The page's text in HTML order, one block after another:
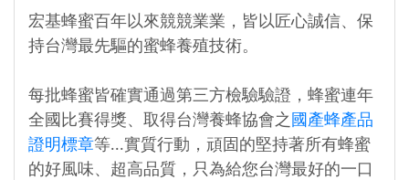
宏基蜂蜜百年以來競競業業，皆以匠心誠信、保
持台灣最先驅的蜜蜂養殖技術。
每批蜂蜜皆確實通過第三方檢驗驗證，蜂蜜連年
全國比賽得獎、取得台灣養蜂協會之 國產蜂產品
證明標章等...實質行動，頑固的堅持著所有蜂蜜
的好風味、超高品質，只為給您台灣最好的一口